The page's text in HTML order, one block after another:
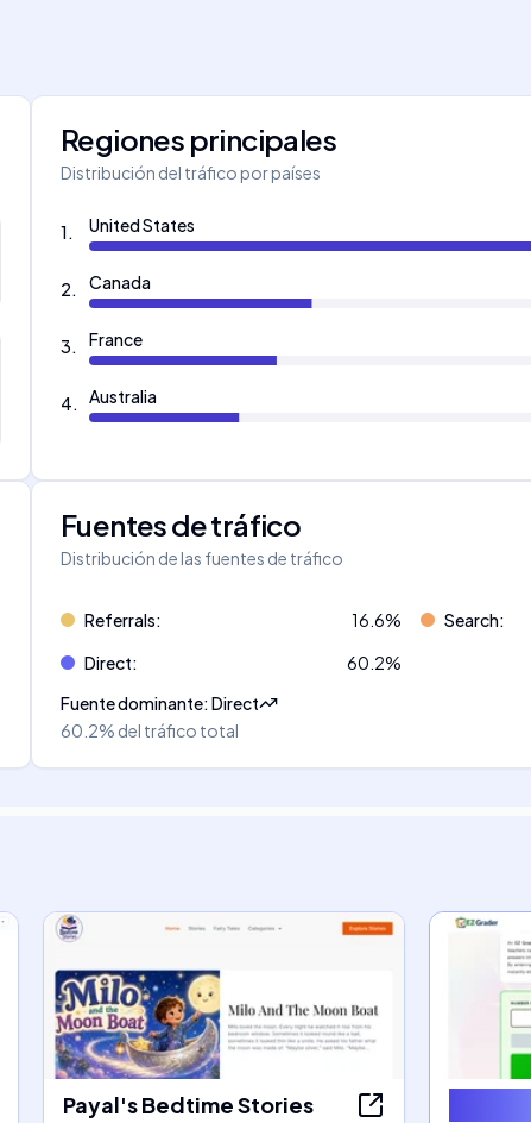
Regiones principales
Distribución del tráfico por países
1. United States
2. Canada
3. France
4. Australia
Fuentes de tráfico
Distribución de las fuentes de tráfico
Referrals: 16.6% Search:
Direct: 60.2%
Fuente dominante:Direct
60.2% del tráfico total
Payal's Bedtime Stories